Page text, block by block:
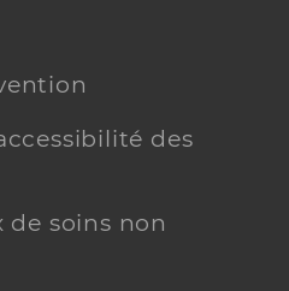
des
de soins non